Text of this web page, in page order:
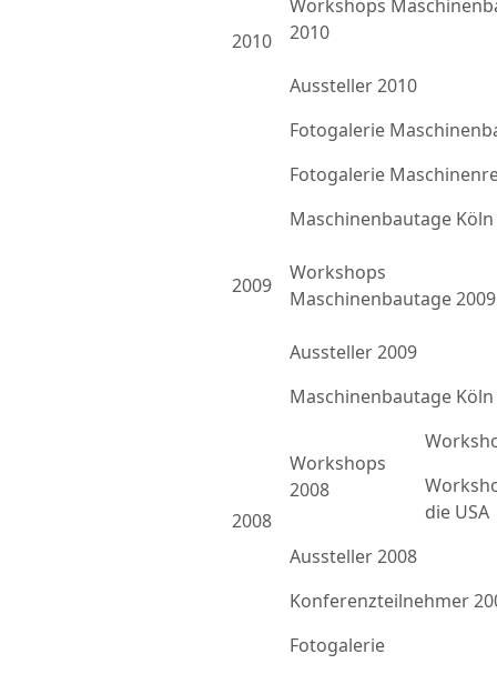
2010
Workshops
2010
Aussteller 2010
Fotogalerie
Fotogalerie
2009
Maschinenbautage Köln
Workshops
Maschinenbautage 2009
Aussteller 2009
2008
Maschinenbautage Köln
Workshops
2008
die USA
Aussteller 2008
Konferenzteilnehmer
Fotogalerie